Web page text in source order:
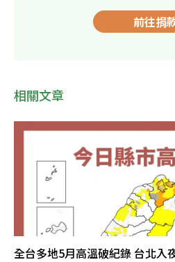
前往捐
相關文章
全台多地5月高溫破紀錄 台北入